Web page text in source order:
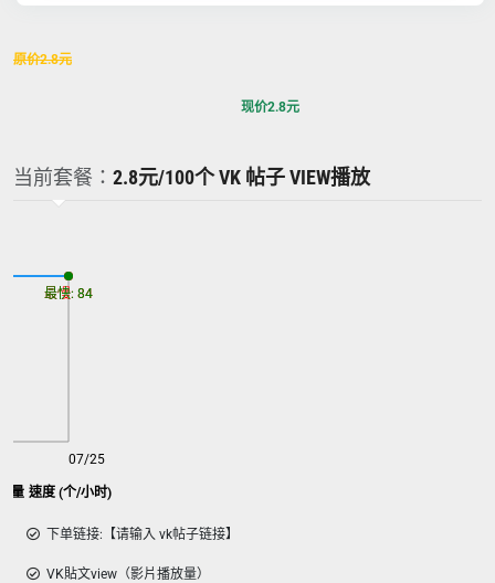
原价2.8元
现价2.8元
当前套餐： 2.8元/100个 VK 帖子 VIEW播放
量 速度 (个/小时)
07/25
最慢: 84
最快: 84
下单链接:【请输入 vk帖子链接】
VK貼文view（影片播放量）